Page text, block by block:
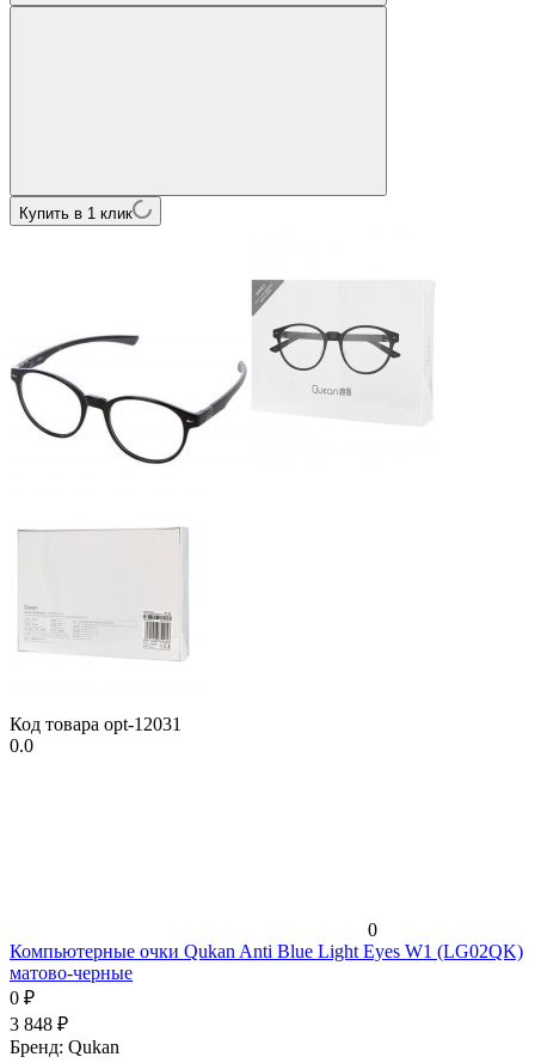
Купить в 1 клик
Код товара opt-12031
0.0
0
Компьютерные очки Qukan Anti Blue Light Eyes W1 (LG02QK)
матово-черные
0 ₽
3 848 ₽
Бренд: Qukan